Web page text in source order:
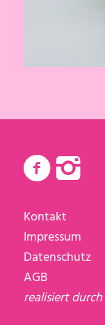
Kontakt
Impressum
Datenschutz
AGB
realisiert durch